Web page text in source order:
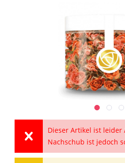
Dieser Artikel ist leider
Nachschub ist jedoch